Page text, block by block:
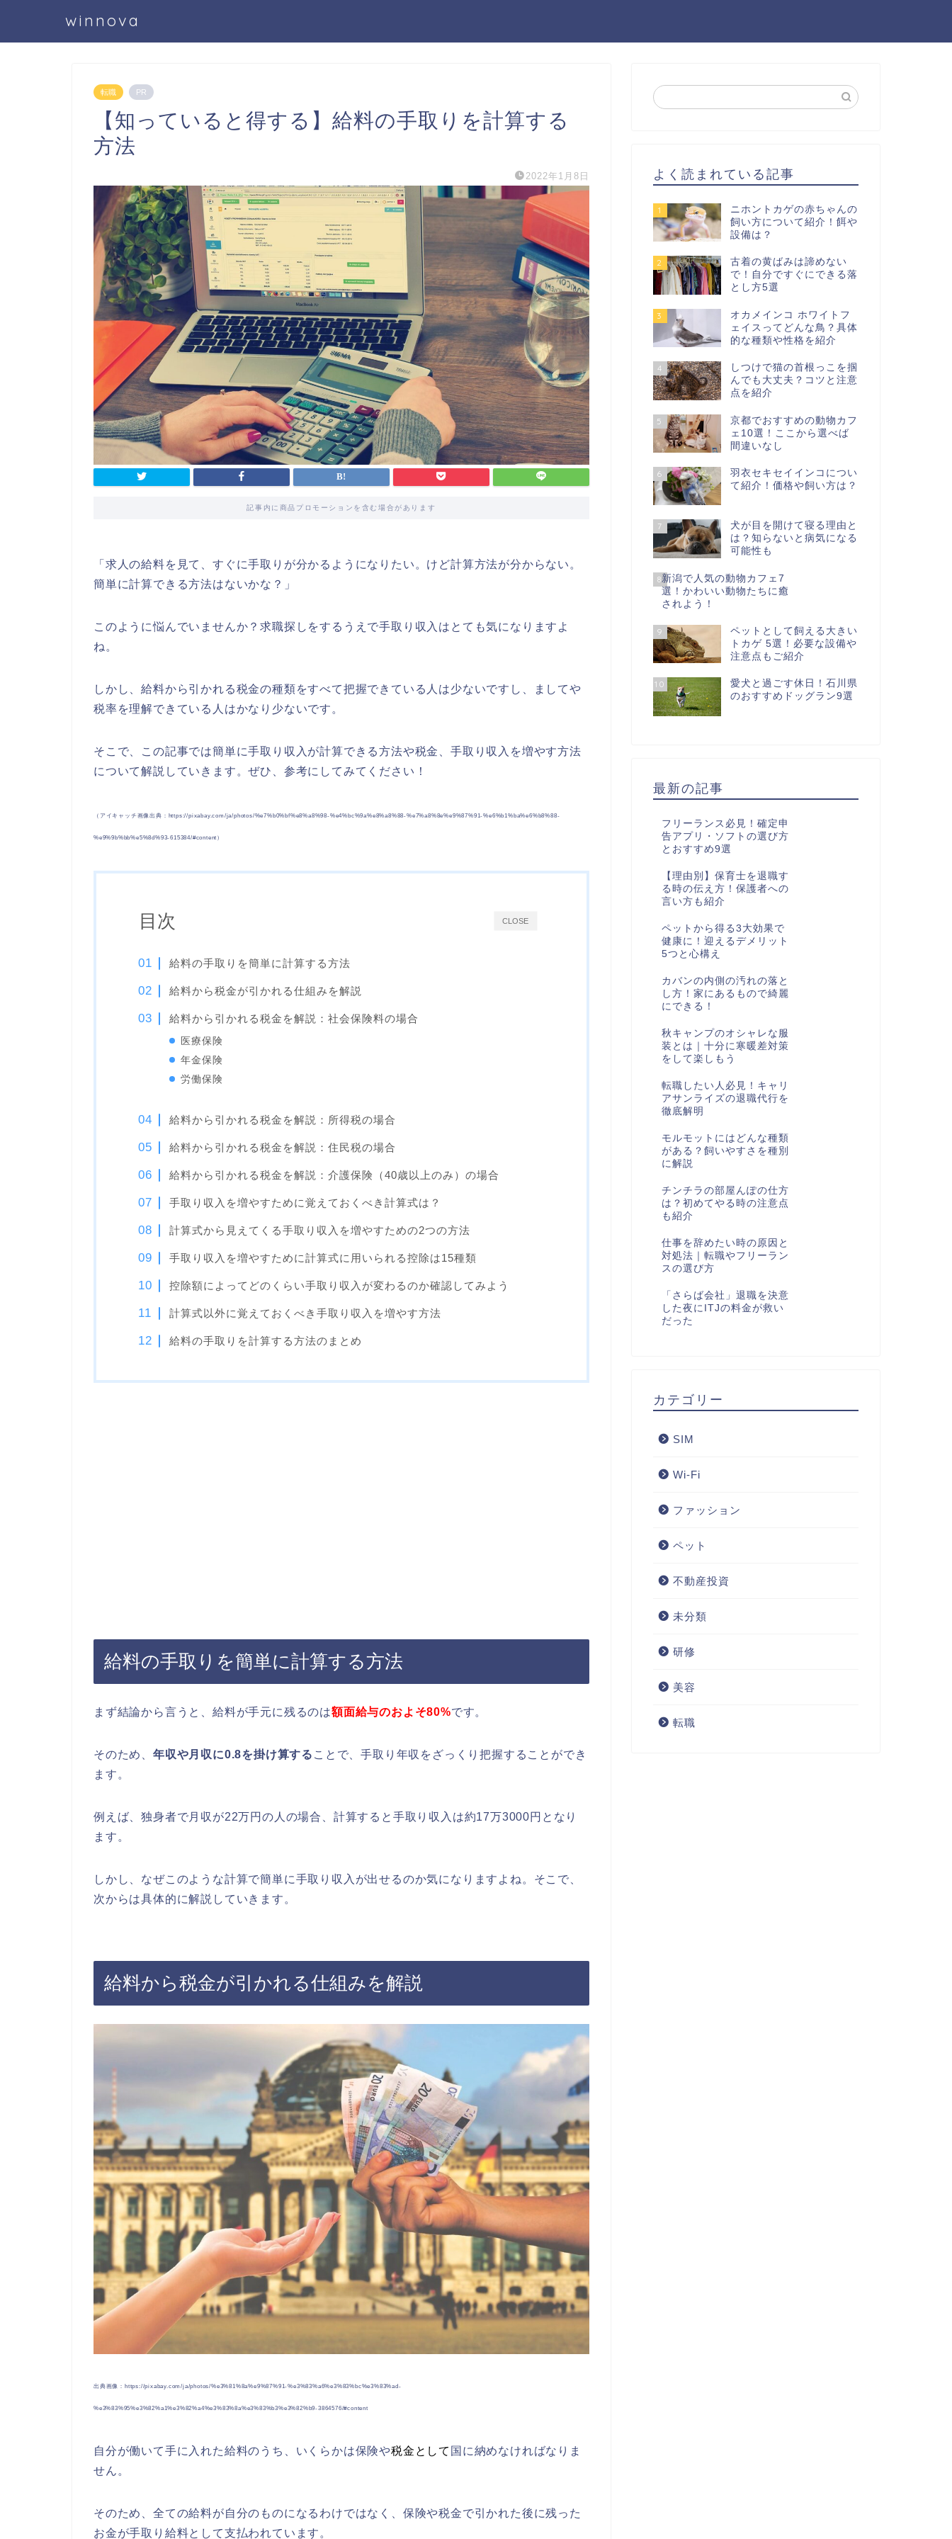
winnova
転職 PR
【知っていると得する】給料の手取りを計算する
方法
2022年1月8日
記事内に商品プロモーションを含む場合があります
「求人の給料を見て、すぐに手取りが分かるようになりたい。けど計算方法が分からない。
簡単に計算できる方法はないかな？」
このように悩んでいませんか？求職探しをするうえで手取り収入はとても気になりますよ
ね。
しかし、給料から引かれる税金の種類をすべて把握できている人は少ないですし、ましてや
税率を理解できている人はかなり少ないです。
そこで、この記事では簡単に手取り収入が計算できる方法や税金、手取り収入を増やす方法
について解説していきます。ぜひ、参考にしてみてください！
（アイキャッチ画像出典：https://pixabay.com/ja/photos/%e7%b0%bf%e8%a8%98-%e4%bc%9a%e8%a8%88-%e7%a8%8e%e9%87%91-%e6%b1%ba%e6%b8%88-
%e9%9b%bb%e5%8d%93-615384/#content）
CLOSE
目次
給料の手取りを簡単に計算する方法
給料から税金が引かれる仕組みを解説
給料から引かれる税金を解説：社会保険料の場合
医療保険
年金保険
労働保険
給料から引かれる税金を解説：所得税の場合
給料から引かれる税金を解説：住民税の場合
給料から引かれる税金を解説：介護保険（40歳以上のみ）の場合
手取り収入を増やすために覚えておくべき計算式は？
計算式から見えてくる手取り収入を増やすための2つの方法
手取り収入を増やすために計算式に用いられる控除は15種類
控除額によってどのくらい手取り収入が変わるのか確認してみよう
計算式以外に覚えておくべき手取り収入を増やす方法
給料の手取りを計算する方法のまとめ
給料の手取りを簡単に計算する方法
まず結論から言うと、給料が手元に残るのは額面給与のおよそ80%です。
そのため、 年収や月収に0.8を掛け算する ことで、手取り年収をざっくり把握することができ
ます。
例えば、独身者で月収が22万円の人の場合、計算すると手取り収入は約17万3000円となり
ます。
しかし、なぜこのような計算で簡単に手取り収入が出せるのか気になりますよね。そこで、
次からは具体的に解説していきます。
給料から税金が引かれる仕組みを解説
出典画像：https://pixabay.com/ja/photos/%e3%81%8a%e9%87%91-%e3%83%a6%e3%83%bc%e3%83%ad-
%e3%83%95%e3%82%a1%e3%82%a4%e3%83%8a%e3%83%b3%e3%82%b9-3864576/#content
自分が働いて手に入れた給料のうち、いくらかは保険や税金として 国に納めなければなりま
せん。
そのため、全ての給料が自分のものになるわけではなく、保険や税金で引かれた後に残った
お金が手取り給料として支払われています。
よく読まれている記事
1
ニホントカゲの赤ちゃんの
飼い方について紹介！餌や
設備は？
2
古着の黄ばみは諦めない
で！自分ですぐにできる落
とし方5選
3
オカメインコ ホワイトフ
ェイスってどんな鳥？具体
的な種類や性格を紹介
4
しつけで猫の首根っこを掴
んでも大丈夫？コツと注意
点を紹介
5
京都でおすすめの動物カフ
ェ10選！ここから選べば
間違いなし
6
羽衣セキセイインコについ
て紹介！価格や飼い方は？
7
犬が目を開けて寝る理由と
は？知らないと病気になる
可能性も
8新潟で人気の動物カフェ7
選！かわいい動物たちに癒
されよう！
9
ペットとして飼える大きい
トカゲ 5選！必要な設備や
注意点もご紹介
10
愛犬と過ごす休日！石川県
のおすすめドッグラン9選
最新の記事
フリーランス必見！確定申
告アプリ・ソフトの選び方
とおすすめ9選
【理由別】保育士を退職す
る時の伝え方！保護者への
言い方も紹介
ペットから得る3大効果で
健康に！迎えるデメリット
5つと心構え
カバンの内側の汚れの落と
し方！家にあるもので綺麗
にできる！
秋キャンプのオシャレな服
装とは｜十分に寒暖差対策
をして楽しもう
転職したい人必見！キャリ
アサンライズの退職代行を
徹底解明
モルモットにはどんな種類
がある？飼いやすさを種別
に解説
チンチラの部屋んぽの仕方
は？初めてやる時の注意点
も紹介
仕事を辞めたい時の原因と
対処法｜転職やフリーラン
スの選び方
「さらば会社」退職を決意
した夜にITJの料金が救い
だった
カテゴリー
SIM
Wi-Fi
ファッション
ペット
不動産投資
未分類
研修
美容
転職